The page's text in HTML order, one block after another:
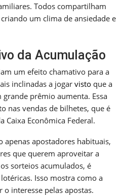
Todos compartilham
um clima de ansiedade e
da Acumulação
um efeito chamativo para a
inclinadas a jogar visto que a
prêmio aumenta. Essa
nas vendas de bilhetes, que é
Caixa Econômica Federal.
apenas apostadores habituais,
que querem aproveitar a
sorteios acumulados, é
Isso mostra como a
interesse pelas apostas.